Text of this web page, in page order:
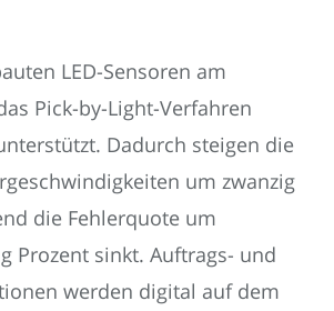
LED-Sensoren am
Pick-by-Light-Verfahren
Dadurch steigen die
um zwanzig
die Fehlerquote um
Prozent sinkt. Auftrags- und
werden digital auf dem